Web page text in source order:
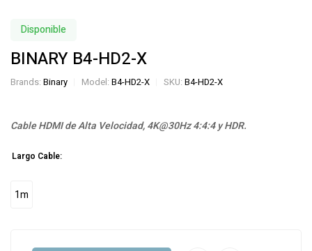
Disponible
BINARY B4-HD2-X
Brands: Binary Model: B4-HD2-X SKU: B4-HD2-X
Cable HDMI de Alta Velocidad, 4K@30Hz 4:4:4 y HDR.
Largo Cable:
1m